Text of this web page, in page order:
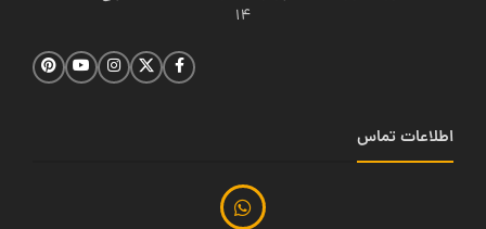
14
اطلاعات تماس